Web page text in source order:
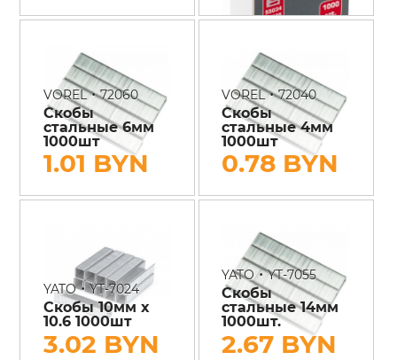
VOREL•72060
Скобы
стальные 6мм
1000шт
1.01 BYN
VOREL•72040
Скобы
стальные 4мм
1000шт
0.78 BYN
YATO•YT-7024
Скобы 10мм х
10.6 1000шт
3.02 BYN
YATO•YT-7055
Скобы
стальные 14мм
1000шт.
2.67 BYN